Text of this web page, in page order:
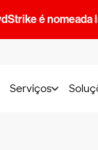
é nomeada
Serviços